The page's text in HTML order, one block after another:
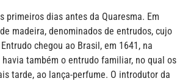
primeiros dias antes da Quaresma. Em
madeira, denominados de entrudos, cujo
chegou ao Brasil, em 1641, na
também o entrudo familiar, no qual os
tarde, ao lança-perfume. O introdutor da